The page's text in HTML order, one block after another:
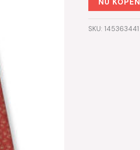
NU KOPEN
SKU: 145363441